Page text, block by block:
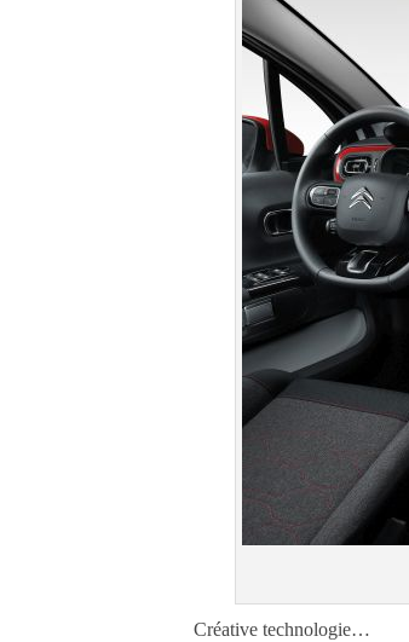
Créative technologie…